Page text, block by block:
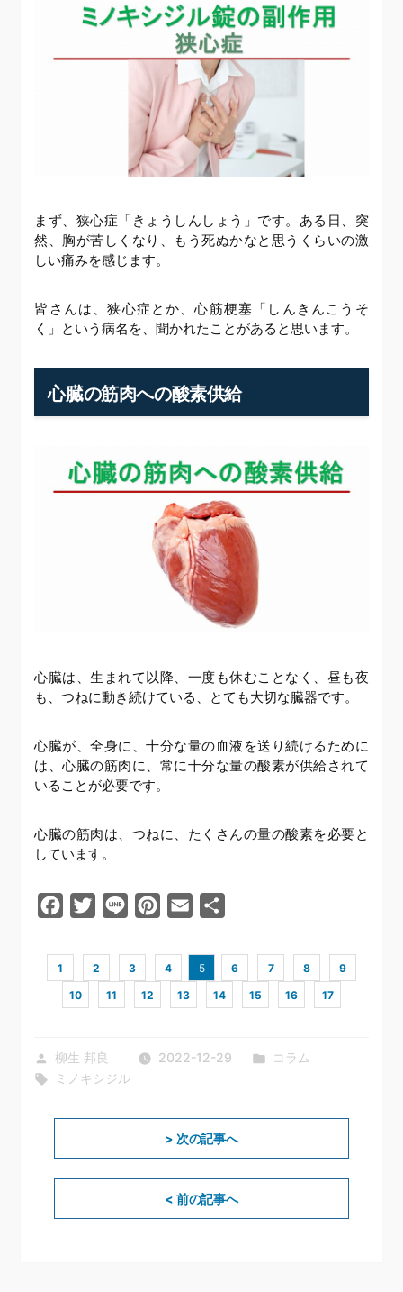
まず、狭心症「きょうしんしょう」です。ある日、突
然、胸が苦しくなり、もう死ぬかなと思うくらいの激
しい痛みを感じます。
皆さんは、狭心症とか、心筋梗塞「しんきんこうそ
く」という病名を、聞かれたことがあると思います。
心臓の筋肉への酸素供給
心臓は、生まれて以降、一度も休むことなく、昼も夜
も、つねに動き続けている、とても大切な臓器です。
心臓が、全身に、十分な量の血液を送り続けるために
は、心臓の筋肉に、常に十分な量の酸素が供給されて
いることが必要です。
心臓の筋肉は、つねに、たくさんの量の酸素を必要と
しています。
Facebook
Twitter Line Pinterest
Email
1 2 3 4 5 6 7 8
9
10
11 12 13 14 15 16 17
投
稿
柳生 邦良 2022-12-29
カ
リ
コラム
タ
ミノキシジル
前
の
< 前の記事へ
次
の
投
稿:
> 次の記事へ